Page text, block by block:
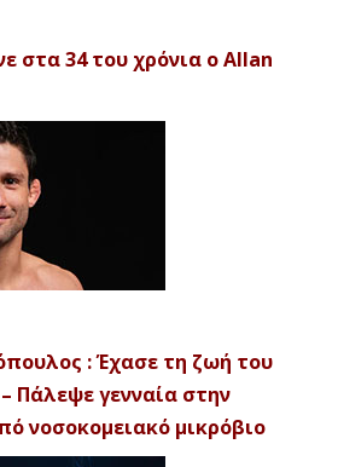
στα 34 του χρόνια ο Allan
: Έχασε τη ζωή του
Πάλεψε γενναία στην
νοσοκομειακό μικρόβιο